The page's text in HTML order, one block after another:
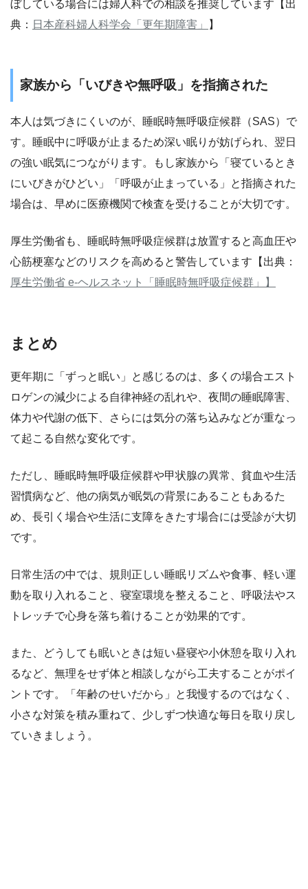
ぼしている場合には婦人科での相談を推奨しています【出
典： 日本産科婦人科学会「更年期障害」 】
家族から「いびきや無呼吸」を指摘された
本人は気づきにくいのが、睡眠時無呼吸症候群（SAS）で
す。睡眠中に呼吸が止まるため深い眠りが妨げられ、翌日
の強い眠気につながります。もし家族から「寝ているとき
にいびきがひどい」「呼吸が止まっている」と指摘された
場合は、早めに医療機関で検査を受けることが大切です。
厚生労働省も、睡眠時無呼吸症候群は放置すると高血圧や
心筋梗塞などのリスクを高めると警告しています【出典：
厚生労働省 e-ヘルスネット「睡眠時無呼吸症候群」】
まとめ
更年期に「ずっと眠い」と感じるのは、多くの場合エスト
ロゲンの減少による自律神経の乱れや、夜間の睡眠障害、
体力や代謝の低下、さらには気分の落ち込みなどが重なっ
て起こる自然な変化です。
ただし、睡眠時無呼吸症候群や甲状腺の異常、貧血や生活
習慣病など、他の病気が眠気の背景にあることもあるた
め、長引く場合や生活に支障をきたす場合には受診が大切
です。
日常生活の中では、規則正しい睡眠リズムや食事、軽い運
動を取り入れること、寝室環境を整えること、呼吸法やス
トレッチで心身を落ち着けることが効果的です。
また、どうしても眠いときは短い昼寝や小休憩を取り入れ
るなど、無理をせず体と相談しながら工夫することがポイ
ントです。「年齢のせいだから」と我慢するのではなく、
小さな対策を積み重ねて、少しずつ快適な毎日を取り戻し
ていきましょう。